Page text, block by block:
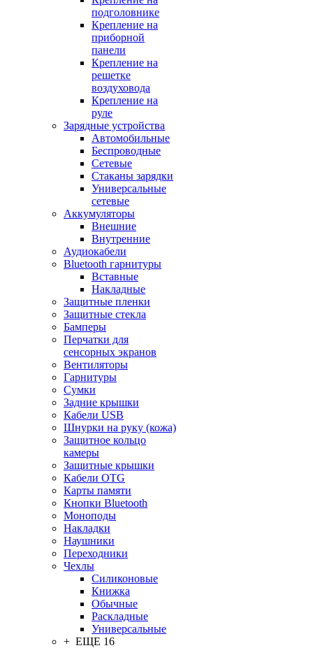
подголовнике
Крепление на
приборной
панели
Крепление на
решетке
воздуховода
Крепление на
руле
Зарядные устройства
Автомобильные
Беспроводные
Сетевые
Стаканы зарядки
Универсальные
сетевые
Аккумуляторы
Внешние
Внутренние
Аудиокабели
Bluetooth гарнитуры
Вставные
Накладные
Защитные пленки
Защитные стекла
Бамперы
Перчатки для
сенсорных экранов
Вентиляторы
Гарнитуры
Сумки
Задние крышки
Кабели USB
Шнурки на руку (кожа)
Защитное кольцо
камеры
Защитные крышки
Кабели OTG
Карты памяти
Кнопки Bluetooth
Моноподы
Накладки
Наушники
Переходники
Чехлы
Силиконовые
Книжка
Обычные
Раскладные
Универсальные
+ ЕЩЕ 16